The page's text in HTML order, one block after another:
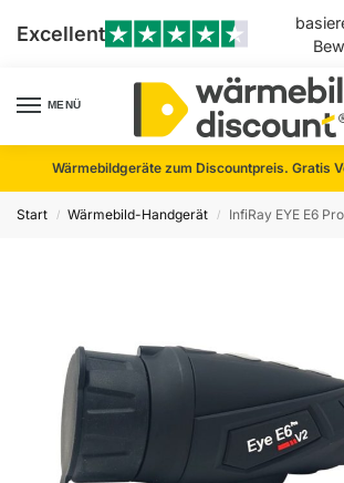
Excellent
MENÜ
Wärmebildgeräte zum Discountpreis. Gratis
Start / Wärmebild-Handgerät / InfiRay EYE E6